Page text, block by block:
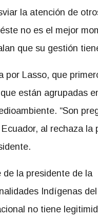
la atención de
no es el mejor
que su gestión
por Lasso, que
están agrupadas
“Son
al rechaza
de la presidente de la
Indígenas
no tiene